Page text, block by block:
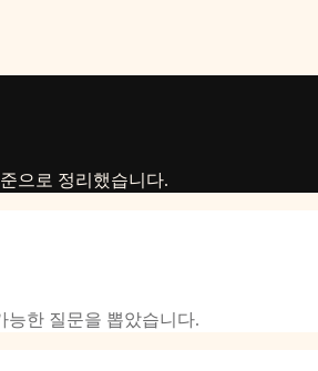
으로 정리했습니다.
능한 질문을 뽑았습니다.